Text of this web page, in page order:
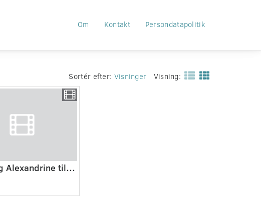
Om Kontakt Persondatapolitik
Sortér efter: Visninger Visning:
Dronning Alexandrine til marmeladekogning